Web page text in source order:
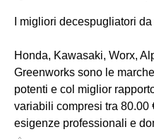
I migliori decespugliatori
Honda, Kawasaki, Worx,
Greenworks sono le
potenti e col miglior
variabili compresi tra 80.00
esigenze professionali e